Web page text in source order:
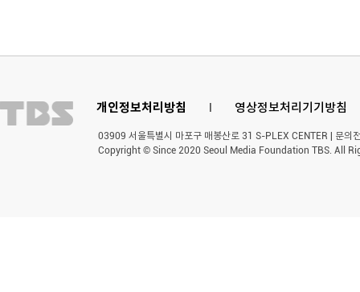
개인정보처리방침 l 영상정보처리기기방침
03909 서울특별시 마포구 매봉산로 31 S-PLEX CENTER | 문
Copyright © Since 2020 Seoul Media Foundation TBS. All